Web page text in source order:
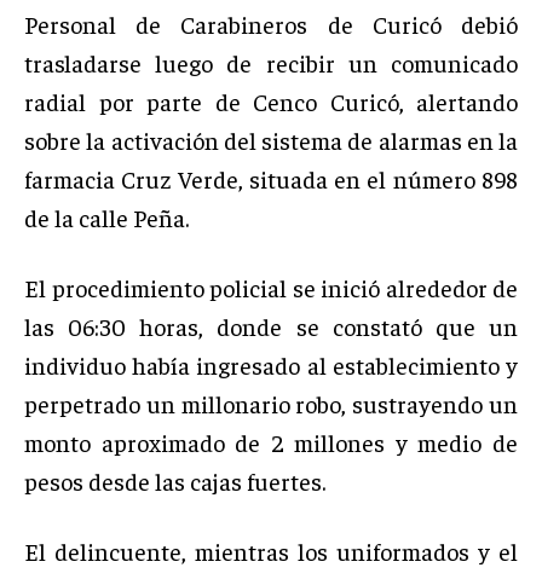
Personal de Carabineros de Curicó debió
trasladarse luego de recibir un comunicado
radial por parte de Cenco Curicó, alertando
sobre la activación del sistema de alarmas en la
farmacia Cruz Verde, situada en el número 898
de la calle Peña.
El procedimiento policial se inició alrededor de
las 06:30 horas, donde se constató que un
individuo había ingresado al establecimiento y
perpetrado un millonario robo, sustrayendo un
monto aproximado de 2 millones y medio de
pesos desde las cajas fuertes.
El delincuente, mientras los uniformados y el